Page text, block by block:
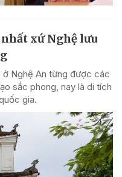
xứ Nghệ lưu
Nghệ An từng được các
sắc phong, nay là di tích
gia.